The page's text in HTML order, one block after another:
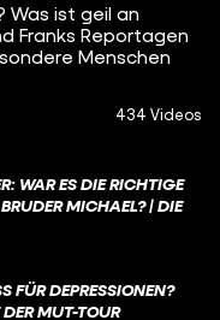
Was ist geil an
Franks Reportagen
Menschen
434 Videos
WAR ES DIE RICHTIGE
MICHAEL? | DIE
FÜR DEPRESSIONEN?
MUT-TOUR